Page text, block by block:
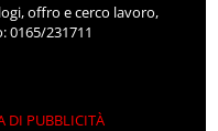
offro e cerco lavoro,
0165/231711
DI PUBBLICITÀ